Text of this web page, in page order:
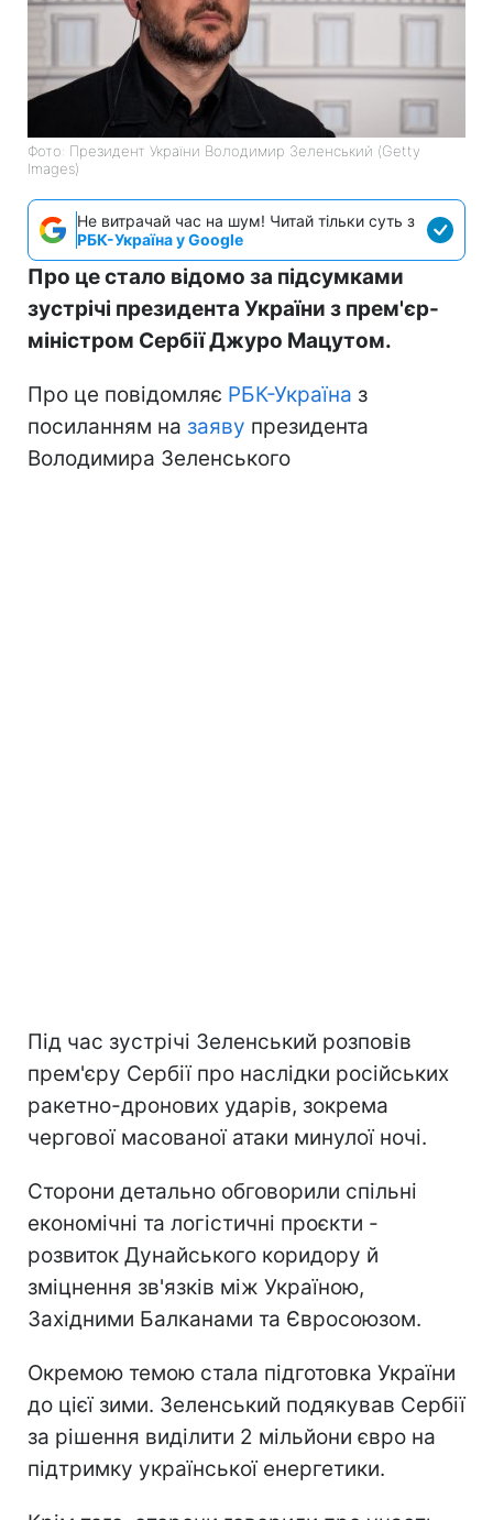
Фото: Президент України Володимир Зеленський (Getty
Images)
Не витрачай час на шум! Читай тільки суть з
РБК-Україна у Google
Про це стало відомо за підсумками
зустрічі президента України з прем'єр-
міністром Сербії Джуро Мацутом.
Про це повідомляє РБК-Україна з
посиланням на заяву президента
Володимира Зеленського
Під час зустрічі Зеленський розповів
прем'єру Сербії про наслідки російських
ракетно-дронових ударів, зокрема
чергової масованої атаки минулої ночі.
Сторони детально обговорили спільні
економічні та логістичні проєкти -
розвиток Дунайського коридору й
зміцнення зв'язків між Україною,
Західними Балканами та Євросоюзом.
Окремою темою стала підготовка України
до цієї зими. Зеленський подякував Сербії
за рішення виділити 2 мільйони євро на
підтримку української енергетики.